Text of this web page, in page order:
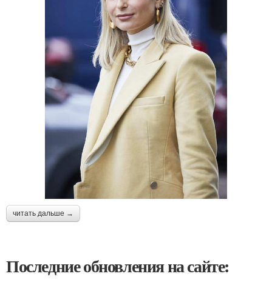
читать дальше →
Последние обновления на сайте: